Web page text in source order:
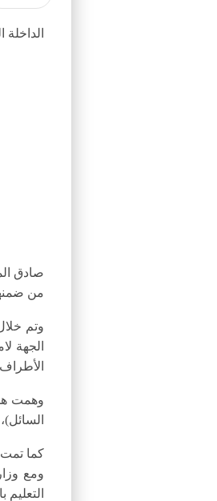
الداخلة
صادق
من
الجهة
وهمت
كما تمت
ومع